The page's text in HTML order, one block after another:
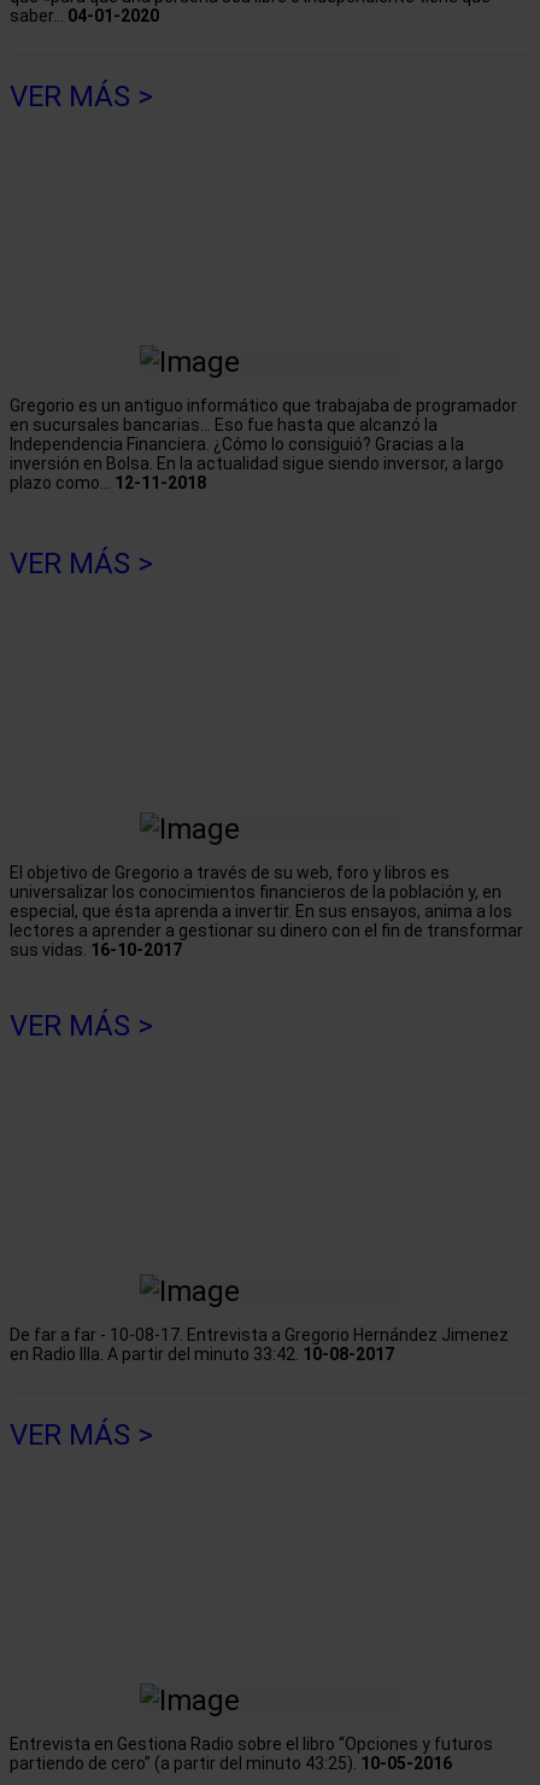
saber... 04-01-2020
VER MÁS >
Gregorio es un antiguo informático que trabajaba de programador
en sucursales bancarias... Eso fue hasta que alcanzó la
Independencia Financiera. ¿Cómo lo consiguió? Gracias a la
inversión en Bolsa. En la actualidad sigue siendo inversor, a largo
plazo como... 12-11-2018
VER MÁS >
El objetivo de Gregorio a través de su web, foro y libros es
universalizar los conocimientos financieros de la población y, en
especial, que ésta aprenda a invertir. En sus ensayos, anima a los
lectores a aprender a gestionar su dinero con el fin de transformar
sus vidas. 16-10-2017
VER MÁS >
De far a far - 10-08-17. Entrevista a Gregorio Hernández Jimenez
en Radio Illa. A partir del minuto 33:42. 10-08-2017
VER MÁS >
Entrevista en Gestiona Radio sobre el libro “Opciones y futuros
partiendo de cero” (a partir del minuto 43:25). 10-05-2016